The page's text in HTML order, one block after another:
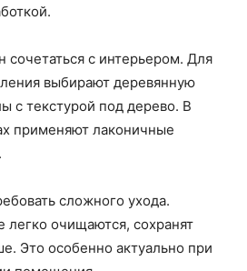
сочетаться с интерьером. Для
выбирают деревянную
с текстурой под дерево. В
применяют лаконичные
сложного ухода.
легко очищаются, сохранят
Это особенно актуально при